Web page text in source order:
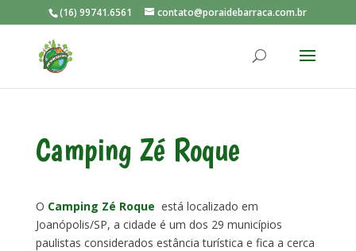
(16) 99741.6561 contato@poraidebarraca.com.br
Camping Zé Roque
O Camping Zé Roque está localizado em
Joanópolis/SP, a cidade é um dos 29 municípios
paulistas considerados estância turística e fica a cerca